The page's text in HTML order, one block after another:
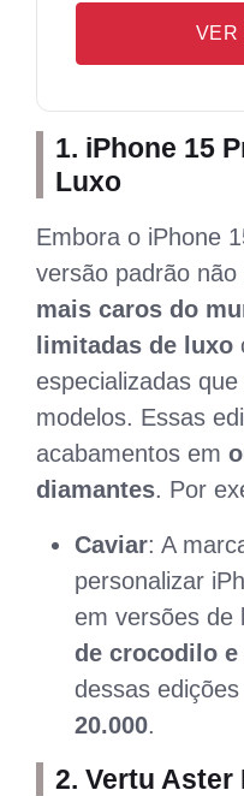
VER
1. iPhone 15
Luxo
Embora o iPhone
versão padrão
mais caros do
limitadas de luxo
especializadas
modelos. Essas
acabamentos em
diamantes. Por
Caviar: A
personalizar
em versões de
de crocodilo
dessas
20.000.
2. Vertu Aster